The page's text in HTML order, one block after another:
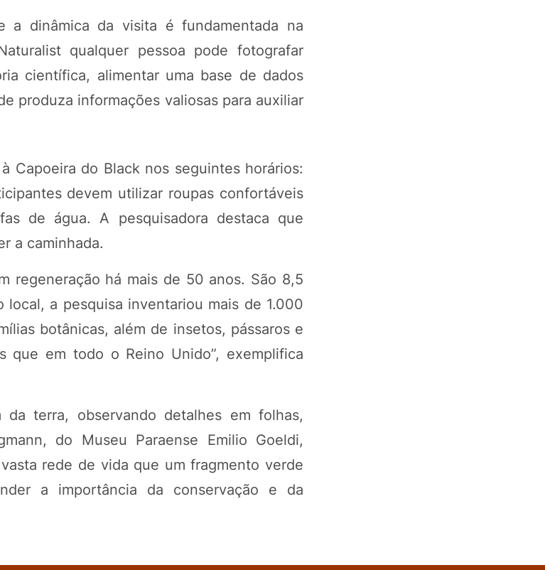
a dinâmica da visita é fundamentada na
qualquer pessoa pode fotografar
científica, alimentar uma base de dados
produza informações valiosas para auxiliar
Capoeira do Black nos seguintes horários:
devem utilizar roupas confortáveis
de água. A pesquisadora destaca que
a caminhada.
regeneração há mais de 50 anos. São 8,5
a pesquisa inventariou mais de 1.000
botânicas, além de insetos, pássaros e
que em todo o Reino Unido”, exemplifica
terra, observando detalhes em folhas,
do Museu Paraense Emilio Goeldi,
rede de vida que um fragmento verde
a importância da conservação e da